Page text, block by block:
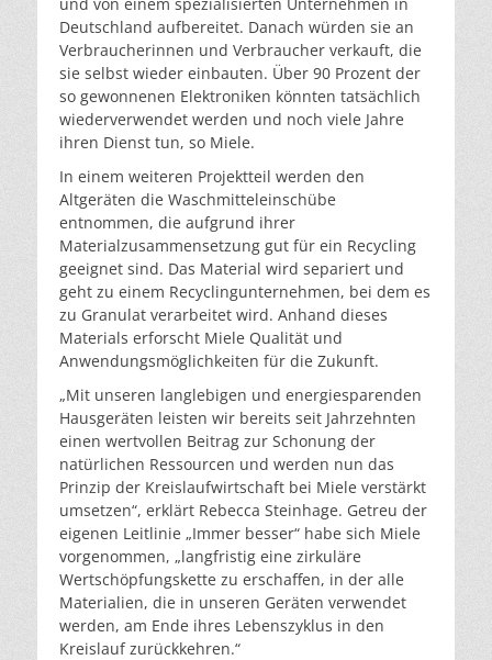
Deutschland aufbereitet. Danach würden sie an
Verbraucherinnen und Verbraucher verkauft, die
sie selbst wieder einbauten. Über 90 Prozent der
so gewonnenen Elektroniken könnten tatsächlich
wiederverwendet werden und noch viele Jahre
ihren Dienst tun, so Miele.
In einem weiteren Projektteil werden den
Altgeräten die Waschmitteleinschübe
entnommen, die aufgrund ihrer
Materialzusammensetzung gut für ein Recycling
geeignet sind. Das Material wird separiert und
geht zu einem Recyclingunternehmen, bei dem es
zu Granulat verarbeitet wird. Anhand dieses
Materials erforscht Miele Qualität und
Anwendungsmöglichkeiten für die Zukunft.
„Mit unseren langlebigen und energiesparenden
Hausgeräten leisten wir bereits seit Jahrzehnten
einen wertvollen Beitrag zur Schonung der
natürlichen Ressourcen und werden nun das
Prinzip der Kreislaufwirtschaft bei Miele verstärkt
umsetzen“, erklärt Rebecca Steinhage. Getreu der
eigenen Leitlinie „Immer besser“ habe sich Miele
vorgenommen, „langfristig eine zirkuläre
Wertschöpfungskette zu erschaffen, in der alle
Materialien, die in unseren Geräten verwendet
werden, am Ende ihres Lebenszyklus in den
Kreislauf zurückkehren.“